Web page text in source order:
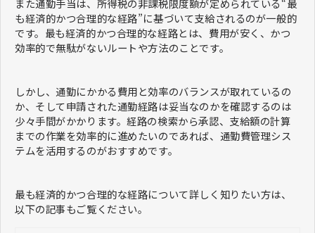
また通勤手当は、所得税の非課税限度額が定められている“最
も経済的かつ合理的な経路”に基づいて支給されるのが一般的
です。最も経済的かつ合理的な経路とは、費用が安く、かつ
効率的で無駄がないルートや方法のことです。
しかし、通勤にかかる費用と効率のバランスが取れているの
か、そして申請された通勤経路は妥当なのかを確認するのは
少々手間がかかります。経路の検索から承認、支給額の計算
までの作業を効率的に進めたいのであれば、通勤費管理シス
テムを活用するのがおすすめです。
最も経済的かつ合理的な経路について詳しく知りたい方は、
以下の記事もご覧ください。